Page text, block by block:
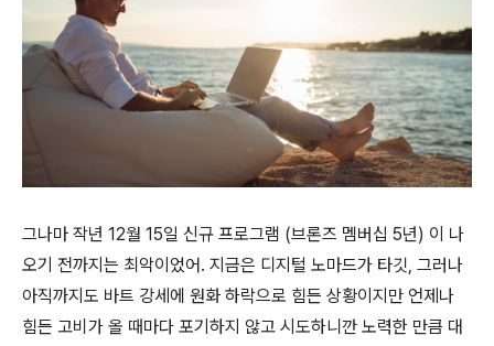
그나마 작년 12월 15일 신규 프로그램 (브론즈 멤버십 5년) 이 나
오기 전까지는 최악이었어. 지금은 디지털 노마드가 타깃, 그러나
아직까지도 바트 강세에 원화 하락으로 힘든 상황이지만 언제나
힘든 고비가 올 때마다 포기하지 않고 시도하니깐 노력한 만큼 대